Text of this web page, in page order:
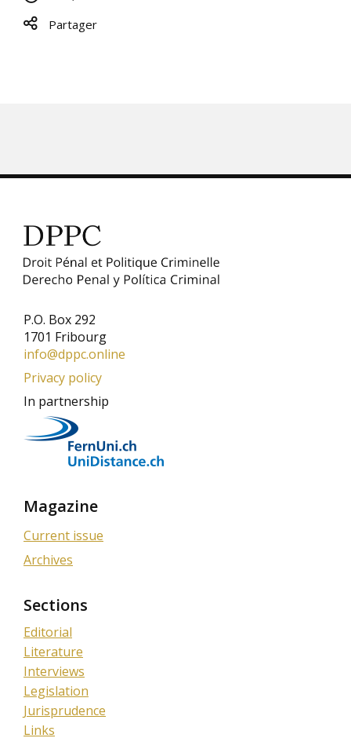
Partager
P.O. Box 292
1701 Fribourg
info@dppc.online
Privacy policy
In partnership
Magazine
Current issue
Archives
Sections
Editorial
Literature
Interviews
Legislation
Jurisprudence
Links